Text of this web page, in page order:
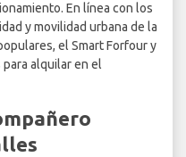
En línea con los
y movilidad urbana de la
el Smart Forfour y
alquilar en el